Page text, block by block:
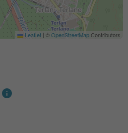
Leaflet | ©OpenStreetMapContributors